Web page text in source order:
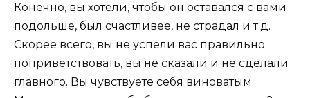
Конечно, вы хотели, чтобы он оставался с вами
подольше, был счастливее, не страдал и т.д.
Скорее всего, вы не успели вас правильно
поприветствовать, вы не сказали и не сделали
главного. Вы чувствуете себя виноватым.